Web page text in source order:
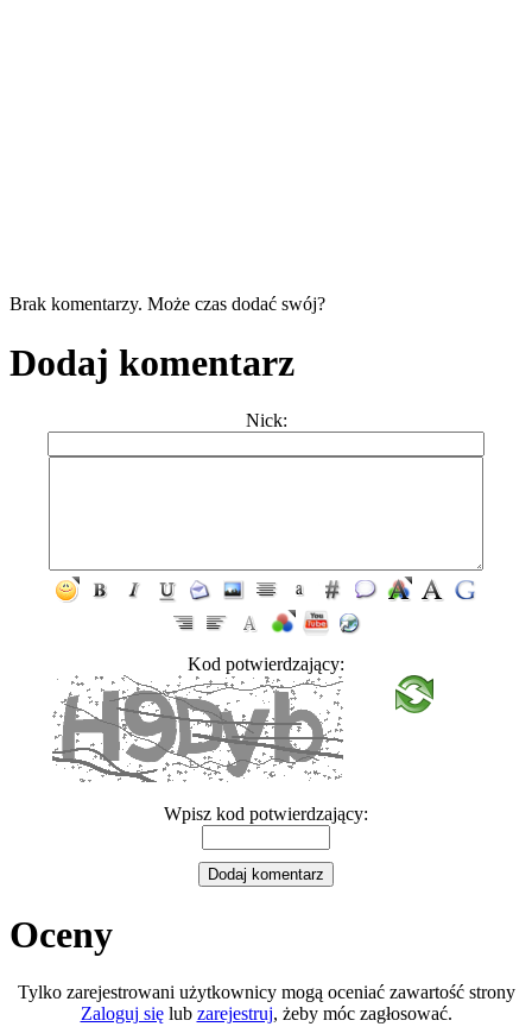
Brak komentarzy. Może czas dodać swój?
Dodaj komentarz
Nick:
Kod potwierdzający:
Wpisz kod potwierdzający:
Oceny
Tylko zarejestrowani użytkownicy mogą oceniać zawartość strony
Zaloguj sięlub zarejestruj, żeby móc zagłosować.